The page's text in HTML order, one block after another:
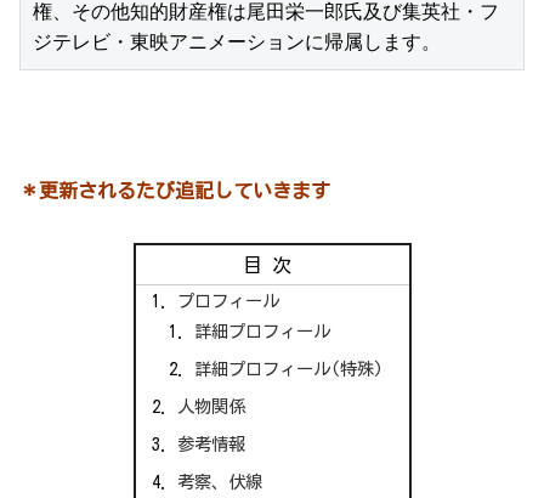
権、その他知的財産権は尾田栄一郎氏及び集英社・フ
ジテレビ・東映アニメーションに帰属します。
＊更新されるたび追記していきます
目次
プロフィール
詳細プロフィール
詳細プロフィール(特殊)
人物関係
参考情報
考察、伏線